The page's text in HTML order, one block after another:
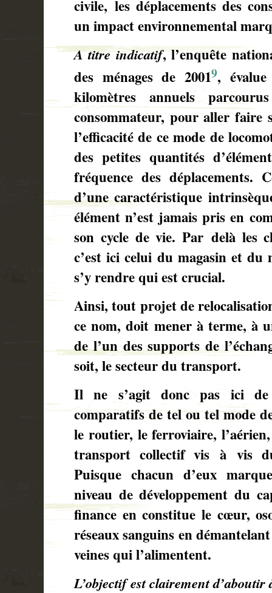
civile, les déplacements des
un impact environnemental
A titre indicatif,l’enquête
des ménages de 20019,
kilomètres annuels
consommateur, pour aller faire
l’efficacité de ce mode de
des petites quantités
fréquence des déplacements.
d’une caractéristique
élément n’est jamais pris en
son cycle de vie. Par delà les
c’est ici celui du magasin et
s’y rendre qui est crucial.
Ainsi, tout projet de
ce nom, doit mener à terme, à
de l’un des supports de
soit, le secteur du transport.
Il ne s’agit donc pas ici de
comparatifs de tel ou tel mode
le routier, le ferroviaire,
transport collectif vis à vis
Puisque chacun d’eux
niveau de développement du
finance en constitue le cœur,
réseaux sanguins en
veines qui l’alimentent.
L’objectif est clairement d’aboutir